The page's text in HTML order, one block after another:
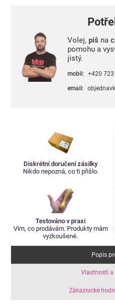
Volej, piš na
pomohu a
jistý.
mobil: +420
email:
Diskrétní doručení zásilky
Nikdo nepozná, co ti přišlo.
Testováno v praxi
Vím, co prodávám. Produkty mám
vyzkoušené.
Popis
Vlastnosti a
Zákaznické